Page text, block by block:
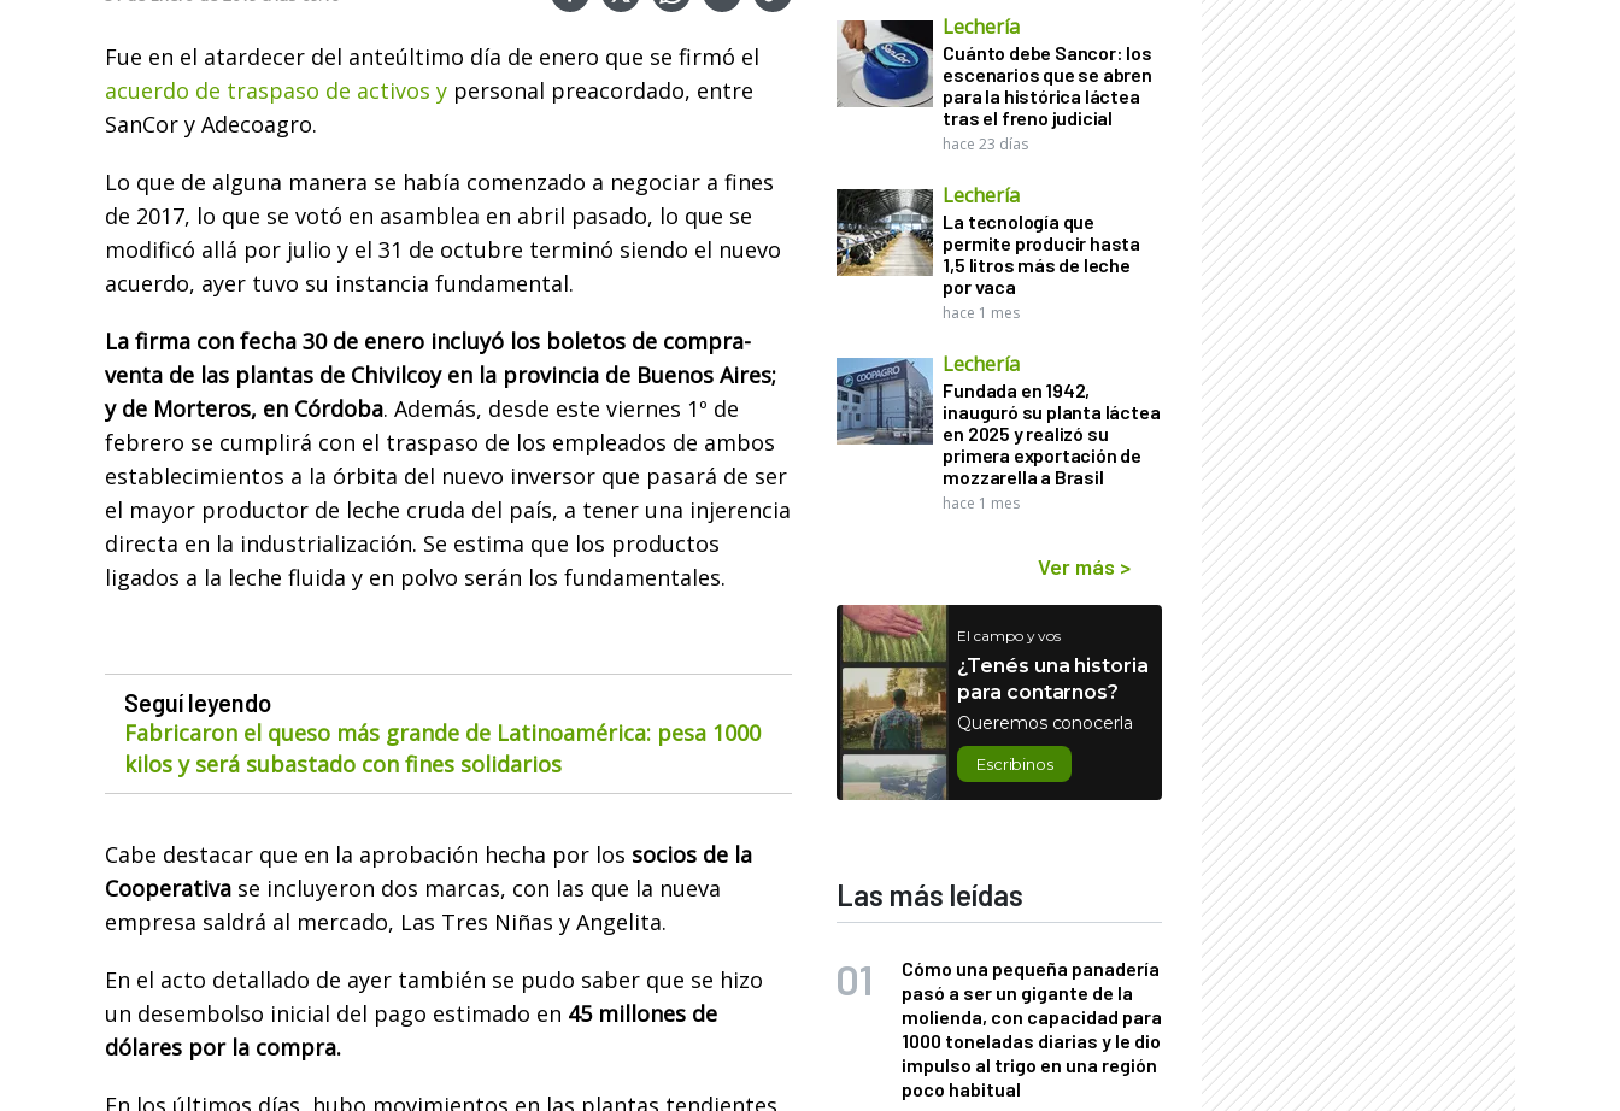
Fue en el atardecer del anteúltimo día de enero que se firmó el
acuerdo de traspaso de activos y personal preacordado, entre
SanCor y Adecoagro.
Lo que de alguna manera se había comenzado a negociar a fines
de 2017, lo que se votó en asamblea en abril pasado, lo que se
modificó allá por julio y el 31 de octubre terminó siendo el nuevo
acuerdo, ayer tuvo su instancia fundamental.
La firma con fecha 30 de enero incluyó los boletos de compra-
venta de las plantas de Chivilcoy en la provincia de Buenos Aires;
y de Morteros, en Córdoba. Además, desde este viernes 1º de
febrero se cumplirá con el traspaso de los empleados de ambos
establecimientos a la órbita del nuevo inversor que pasará de ser
el mayor productor de leche cruda del país, a tener una injerencia
directa en la industrialización. Se estima que los productos
ligados a la leche fluida y en polvo serán los fundamentales.
Seguí leyendo
Fabricaron el queso más grande de Latinoamérica: pesa 1000
kilos y será subastado con fines solidarios
Cabe destacar que en la aprobación hecha por los socios de la
Cooperativa se incluyeron dos marcas, con las que la nueva
empresa saldrá al mercado, Las Tres Niñas y Angelita.
En el acto detallado de ayer también se pudo saber que se hizo
un desembolso inicial del pago estimado en 45 millones de
dólares por la compra.
En los últimos días, hubo movimientos en las plantas tendientes
Lechería
Cuánto debe Sancor: los
escenarios que se abren
para la histórica láctea
tras el freno judicial
hace 23 días
Lechería
La tecnología que
permite producir hasta
1,5 litros más de leche
por vaca
hace 1 mes
Lechería
Fundada en 1942,
inauguró su planta láctea
en 2025 y realizó su
primera exportación de
mozzarella a Brasil
hace 1 mes
Ver más >
El campo y vos
¿Tenés una historia
para contarnos?
Queremos conocerla
Escribinos
Las más leídas
Cómo una pequeña panadería
pasó a ser un gigante de la
molienda, con capacidad para
1000 toneladas diarias y le dio
impulso al trigo en una región
poco habitual